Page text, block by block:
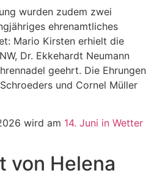
wurden zudem zwei
ehrenamtliches
Mario Kirsten erhielt die
Dr. Ekkehardt Neumann
geehrt. Die Ehrungen
und Cornel Müller
wird am 14. Juni in Wetter
von Helena